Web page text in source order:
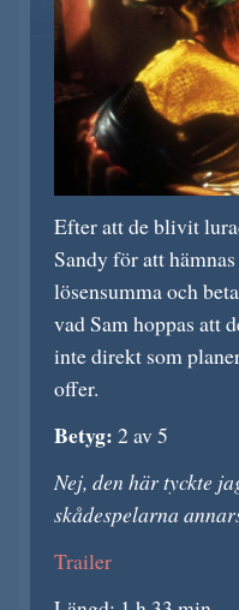
Efter att de blivit
Sandy för att
lösensumma och
vad Sam hoppas att
inte direkt som
offer.
Betyg: 2 av 5
Nej, den här tyckte
skådespelarna
Trailer